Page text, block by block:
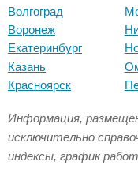
Волгоград
Воронеж
Екатеринбург
Казань
Красноярск
Информация,
исключительно
индексы, график